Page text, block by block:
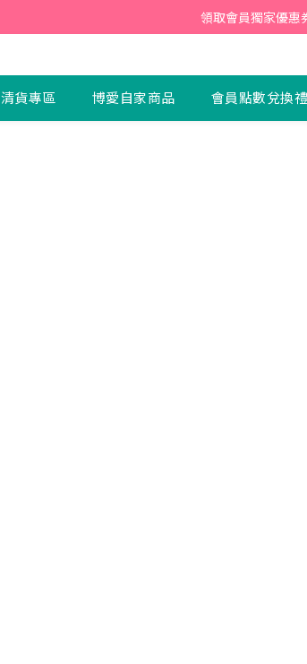
【新會員】即日起至2026月12月31日，
領取會員獨家優惠
清貨專區 博愛自家商品 會員點數兌換